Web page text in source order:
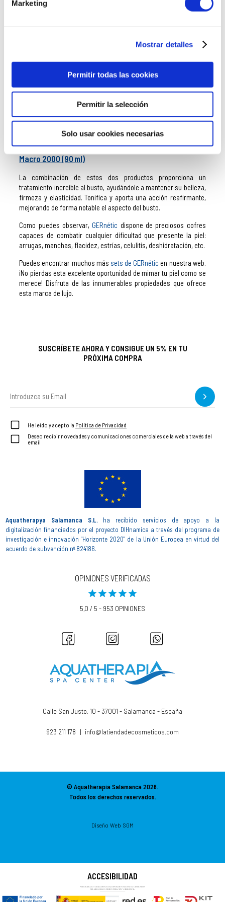
Marketing
Mostrar detalles
Permitir todas las cookies
Permitir la selección
Solo usar cookies necesarias
posteriormente aplicar la crema de tratamiento reafirmante.
Indicado para rejuvenecer la zona de los ojos y arrugas de labios
Cofre GERnétic Skin Claire: Sérum Dépigmentant
(25 ml) + Crèmme Éclaircissante (50 ml) + Melano 15
(13 ml)
Si deseas eliminar manchas y aclarar el tono de tu piel, este kit
será tu mejor aliado. Sus productos actúan con suavidad,
hidratando la piel, unificando el tono y protegiendo de los rayos
solares. Completo tratamiento para proteger la piel y además,
eliminar todo rastro de manchas ocasionado por la exposición
Pack GERnétic Tratamiento Senos: Seino (100 ml) +
Macro 2000 (90 ml)
La combinación de estos dos productos proporciona un
tratamiento increíble al busto, ayudándole a mantener su belleza,
firmeza y elasticidad. Tonifica y aporta una acción reafirmante,
mejorando de forma notable el aspecto del busto.
Como puedes observar,GERnétic dispone de preciosos cofres
capaces de combatir cualquier dificultad que presente la piel:
arrugas, manchas, flacidez, estrías, celulitis, deshidratación, etc.
Puedes encontrar muchos más sets de GERnétic en nuestra web.
¡No pierdas esta excelente oportunidad de mimar tu piel como se
merece! Disfruta de las innumerables propiedades que ofrece
esta marca de lujo.
SUSCRÍBETE AHORA Y CONSIGUE UN 5% EN TU
PRÓXIMA COMPRA
He leído y acepto la Política de Privacidad
Deseo recibir novedades y comunicaciones comerciales de la web a través del
email
Aquatherapya Salamanca S.L.ha recibido servicios de apoyo a la
digitalización financiados por el proyecto DIHnamica a través del programa de
investigación e innovación "Horizonte 2020" de la Unión Europea en virtud del
acuerdo de subvención nº 824186.
OPINIONES VERIFICADAS
5,0 / 5 - 953 OPINIONES
Calle San Justo, 10 - 37001 - Salamanca - España
923 211 178 | info@latiendadecosmeticos.com
© Aquatherapia Salamanca2026.
Todos los derechos reservados.
Diseño Web SGM
ACCESIBILIDAD